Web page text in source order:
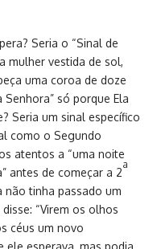
Seria o “Sinal de
mulher vestida de sol,
uma coroa de doze
só porque Ela
Seria um sinal específico
como o Segundo
atentos a “uma noite
antes de começar a 2
a
não tinha passado um
“Virem os olhos
céus um novo
esperava, mas podia